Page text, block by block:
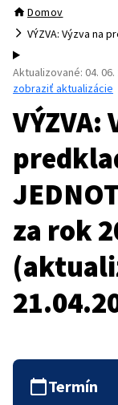
Domov
VÝZVA: Výzva na
Aktualizované: 04.
zobraziť aktualizácie
VÝZVA:
za rok
Termín